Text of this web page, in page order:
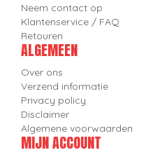
Neem contact op
Klantenservice / FAQ
Retouren
ALGEMEEN
Over ons
Verzend informatie
Privacy policy
Disclaimer
Algemene voorwaarden
MIJN ACCOUNT